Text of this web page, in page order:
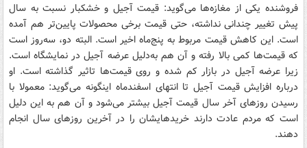
فروشنده یکی از مغازه‌ها می‌گوید: قیمت آجیل و خشکبار نسبت به سال
پیش تغییر چندانی نداشته، حتی قیمت برخی محصولات پایین‌تر هم آمده
است. این کاهش قیمت مربوط به پنج‌ماه اخیر است. البته دو، سه‌روز است
که قیمت‌ها کمی بالا رفته و آن هم به‌دلیل عرضه آجیل در نمایشگاه است.
زیرا عرضه آجیل در بازار کم شده و روی قیمت‌ها تاثیر گذاشته است. او
درباره افزایش قیمت آجیل تا انتهای اسفندماه اینگونه می‌گوید: معمولا با
رسیدن روزهای آخر سال قیمت آجیل بیشتر می‌شود و آن هم به این دلیل
است که مردم عادت دارند خریدهایشان را در آخرین روزهای سال انجام
دهند.